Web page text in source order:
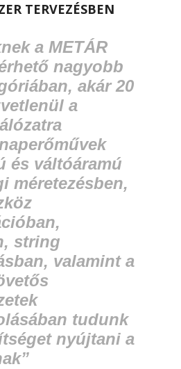
TERVEZÉSBEN
a METÁR
nagyobb
akár 20
a
és váltóáramú
méretezésben,
string
valamint a
tudunk
nyújtani a